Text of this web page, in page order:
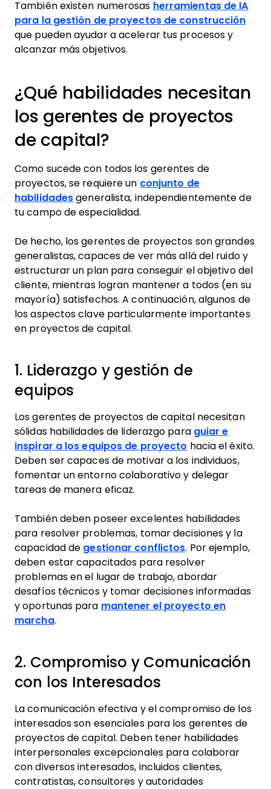
También existen numerosas herramientas de IA
para la gestión de proyectos de construcción
que pueden ayudar a acelerar tus procesos y
alcanzar más objetivos.
¿Qué habilidades necesitan
los gerentes de proyectos
de capital?
Como sucede con todos los gerentes de
proyectos, se requiere un conjunto de
habilidades generalista, independientemente de
tu campo de especialidad.
De hecho, los gerentes de proyectos son grandes
generalistas, capaces de ver más allá del ruido y
estructurar un plan para conseguir el objetivo del
cliente, mientras logran mantener a todos (en su
mayoría) satisfechos. A continuación, algunos de
los aspectos clave particularmente importantes
en proyectos de capital.
1. Liderazgo y gestión de
equipos
Los gerentes de proyectos de capital necesitan
sólidas habilidades de liderazgo para guiar e
inspirar a los equipos de proyecto hacia el éxito.
Deben ser capaces de motivar a los individuos,
fomentar un entorno colaborativo y delegar
tareas de manera eficaz.
También deben poseer excelentes habilidades
para resolver problemas, tomar decisiones y la
capacidad de gestionar conflictos. Por ejemplo,
deben estar capacitados para resolver
problemas en el lugar de trabajo, abordar
desafíos técnicos y tomar decisiones informadas
y oportunas para mantener el proyecto en
marcha.
2. Compromiso y Comunicación
con los Interesados
La comunicación efectiva y el compromiso de los
interesados son esenciales para los gerentes de
proyectos de capital. Deben tener habilidades
interpersonales excepcionales para colaborar
con diversos interesados, incluidos clientes,
contratistas, consultores y autoridades